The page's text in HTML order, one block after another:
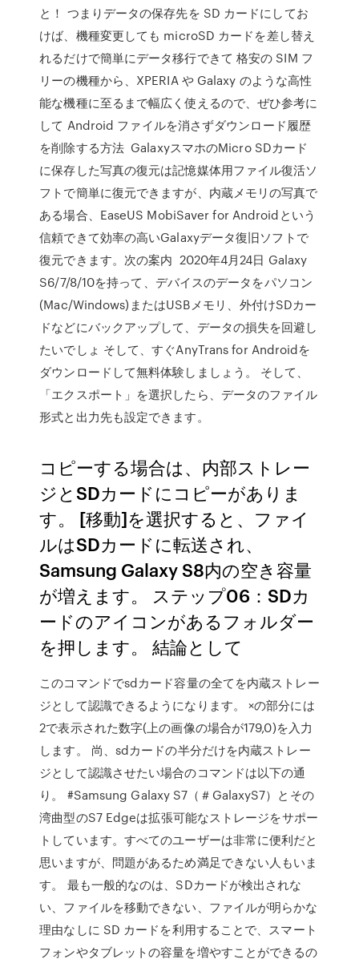
と！ つまりデータの保存先を SD カードにしてお
けば、機種変更しても microSD カードを差し替え
れるだけで簡単にデータ移行できて 格安の SIM フ
リーの機種から、XPERIA や Galaxy のような高性
能な機種に至るまで幅広く使えるので、ぜひ参考に
して Android ファイルを消さずダウンロード履歴
を削除する方法 GalaxyスマホのMicro SDカード
に保存した写真の復元は記憶媒体用ファイル復活ソ
フトで簡単に復元できますが、内蔵メモリの写真で
ある場合、EaseUS MobiSaver for Androidという
信頼できて効率の高いGalaxyデータ復旧ソフトで
復元できます。次の案内 2020年4月24日 Galaxy
S6/7/8/10を持って、デバイスのデータをパソコン
(Mac/Windows)またはUSBメモリ、外付けSDカー
ドなどにバックアップして、データの損失を回避し
たいでしょ そして、すぐAnyTrans for Androidを
ダウンロードして無料体験しましょう。 そして、
「エクスポート」を選択したら、データのファイル
形式と出力先も設定できます。
コピーする場合は、内部ストレー
ジとSDカードにコピーがありま
す。 [移動]を選択すると、ファイ
ルはSDカードに転送され、
Samsung Galaxy S8内の空き容量
が増えます。 ステップ06：SDカ
ードのアイコンがあるフォルダー
を押します。 結論として
このコマンドでsdカード容量の全てを内蔵ストレー
ジとして認識できるようになります。 ×の部分には
2で表示された数字(上の画像の場合が179,0)を入力
します。 尚、sdカードの半分だけを内蔵ストレー
ジとして認識させたい場合のコマンドは以下の通
り。 #Samsung Galaxy S7（＃GalaxyS7）とその
湾曲型のS7 Edgeは拡張可能なストレージをサポー
トしています。すべてのユーザーは非常に便利だと
思いますが、問題があるため満足できない人もいま
す。 最も一般的なのは、SDカードが検出されな
い、ファイルを移動できない、ファイルが明らかな
理由なしに SD カードを利用することで、スマート
フォンやタブレットの容量を増やすことができるの